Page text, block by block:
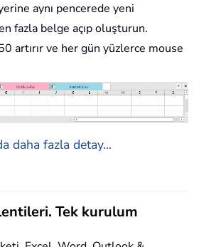
aynı pencerede yeni
fazla belge açıp oluşturun.
artırır ve her gün yüzlerce mouse
daha fazla detay...
Tek kurulum